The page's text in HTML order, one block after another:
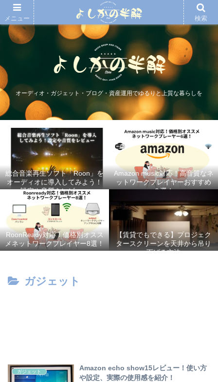
オーディオ・ガジェット・ブログ・資産運用でゆるりと上質な暮らしを
総合音楽再生ソフト「Roon」を
オーディオに導入してみよう！
設定や音質をレビュー
Amazon music対応！高音質なネ
ットワークプレイヤーおすすめ
６選！
RoonReady対応！価格別オスス
メネットワークプレイヤー8選！
【賃貸でもできる】プロジェク
タースクリーンを天井から吊り
下げる方法
ガジェット
ガジェット
Amazon echo show15レビュー！使い方
や設定、実際の使用感を紹介！
メニュー 検索